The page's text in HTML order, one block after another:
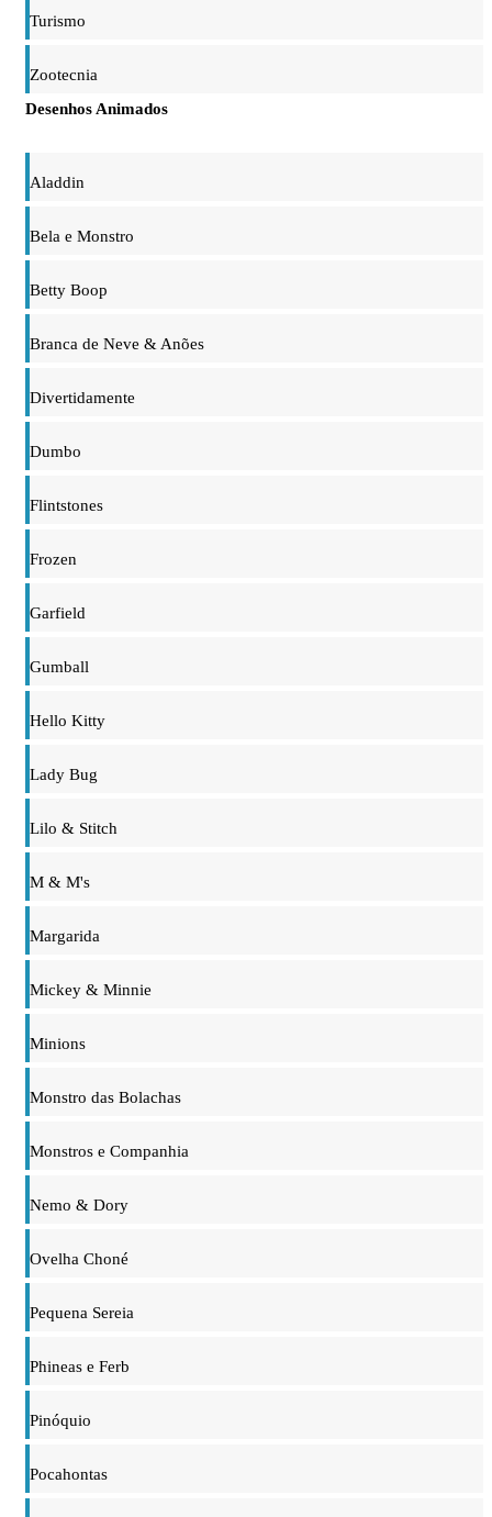
Turismo
Zootecnia
Desenhos Animados
Aladdin
Bela e Monstro
Betty Boop
Branca de Neve & Anões
Divertidamente
Dumbo
Flintstones
Frozen
Garfield
Gumball
Hello Kitty
Lady Bug
Lilo & Stitch
M & M's
Margarida
Mickey & Minnie
Minions
Monstro das Bolachas
Monstros e Companhia
Nemo & Dory
Ovelha Choné
Pequena Sereia
Phineas e Ferb
Pinóquio
Pocahontas